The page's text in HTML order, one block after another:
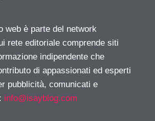
web è parte del network
rete editoriale comprende siti
indipendente che
di appassionati ed esperti
pubblicità, comunicati e
info@isayblog.com